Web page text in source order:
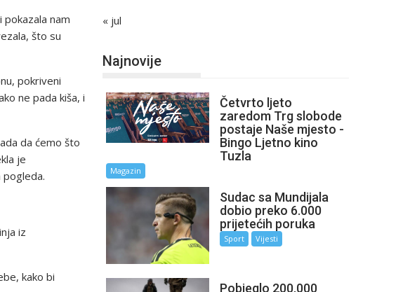
nam
što su
pokriveni
ne pada kiša, i
da ćemo što
je
pogleda.
iz
kako bi
« jul
Najnovije
Četvrto ljeto
zaredom Trg slobode
postaje Naše mjesto -
Bingo Ljetno kino
Tuzla
Magazin
Sudac sa Mundijala
dobio preko 6.000
prijetećih poruka
Sport Vijesti
Pobjeglo 200.000